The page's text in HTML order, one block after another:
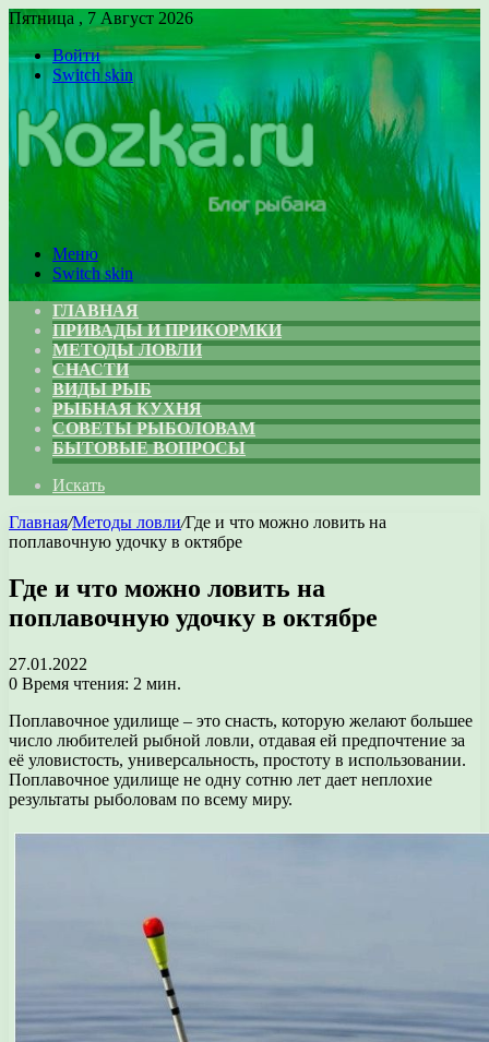
Пятница , 7 Август 2026
Войти
Switch skin
Меню
Switch skin
ГЛАВНАЯ
ПРИВАДЫ И ПРИКОРМКИ
МЕТОДЫ ЛОВЛИ
СНАСТИ
ВИДЫ РЫБ
РЫБНАЯ КУХНЯ
СОВЕТЫ РЫБОЛОВАМ
БЫТОВЫЕ ВОПРОСЫ
Искать
Главная/Методы ловли/Где и что можно ловить на
поплавочную удочку в октябре
Где и что можно ловить на
поплавочную удочку в октябре
27.01.2022
0 Время чтения: 2 мин.
Поплавочное удилище – это снасть, которую желают большее
число любителей рыбной ловли, отдавая ей предпочтение за
её уловистость, универсальность, простоту в использовании.
Поплавочное удилище не одну сотню лет дает неплохие
результаты рыболовам по всему миру.